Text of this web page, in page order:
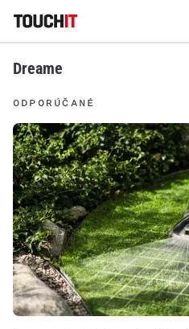
Všetko Recenzie Videá
Výsledky vyhľadávania
Zadajte frázu
Dreame
ODPORÚČANÉ